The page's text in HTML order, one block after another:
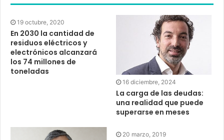
19 octubre, 2020
En 2030 la cantidad de
residuos eléctricos y
electrónicos alcanzará
los 74 millones de
toneladas
16 diciembre, 2024
La carga de las deudas:
una realidad que puede
superarse en meses
20 marzo, 2019